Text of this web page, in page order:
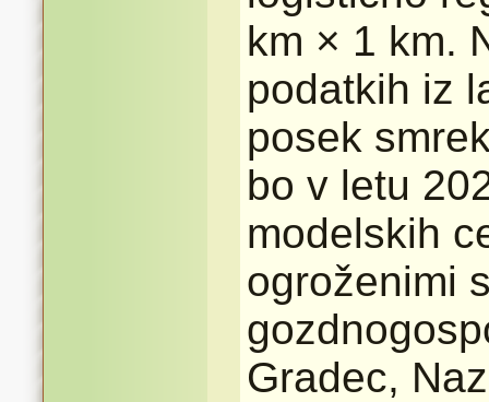
km × 1 km.
podatkih iz
posek
bo v letu
modelskih
ogroženimi
Gradec,